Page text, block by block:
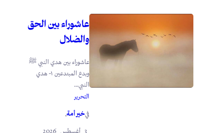
عاشوراء بين الحق
والضلال
عاشوراء بين هدي النبي ﷺ
وبدع المبتدعين ١- هدي
النبي...
التحرير
فيخير أمة.